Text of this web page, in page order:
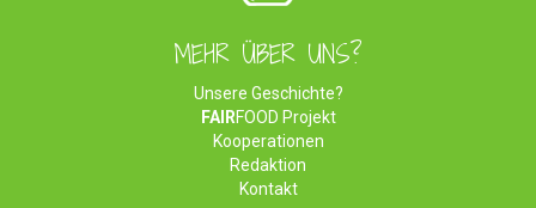
MEHR ÜBER UNS?
Unsere Geschichte?
FAIRFOOD Projekt
Kooperationen
Redaktion
Kontakt